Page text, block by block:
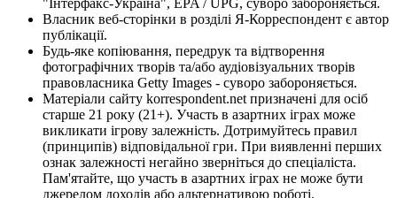
Власник веб-сторінки в розділі Я-Корреспондент є автор
публікації.
Будь-яке копіювання, передрук та відтворення
фотографічних творів та/або аудіовізуальних творів
правовласника Getty Images - суворо забороняється.
Матеріали сайту korrespondent.net призначені для осіб
старше 21 року (21+). Участь в азартних іграх може
викликати ігрову залежність. Дотримуйтесь правил
(принципів) відповідальної гри. При виявленні перших
ознак залежності негайно зверніться до спеціаліста.
Пам'ятайте, що участь в азартних іграх не може бути
джерелом доходів або альтернативою роботі.